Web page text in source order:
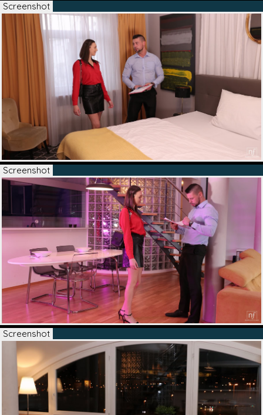
Screenshot
Screenshot
Screenshot